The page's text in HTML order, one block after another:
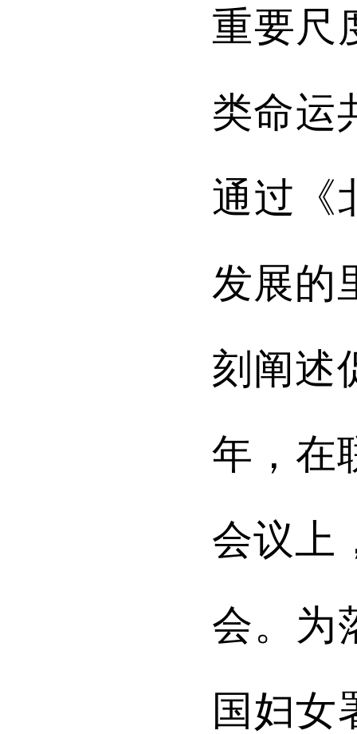
重要尺
类命运
通过《
发展的
刻阐述
年，在
会议上
会。为
国妇女